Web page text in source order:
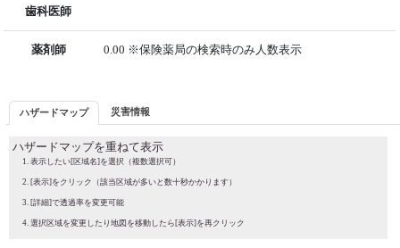
歯科医師
薬剤師 0.00 ※保険薬局の検索時のみ人数表示
ハザードマップ 災害情報
ハザードマップを重ねて表示
表示したい[区域名]を選択（複数選択可）
[表示]をクリック（該当区域が多いと数十秒かかります）
[詳細]で透過率を変更可能
選択区域を変更したり地図を移動したら[表示]を再クリック